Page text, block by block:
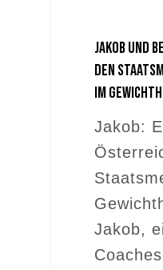
Jakob und
den
im
Jakob:
Jakob,